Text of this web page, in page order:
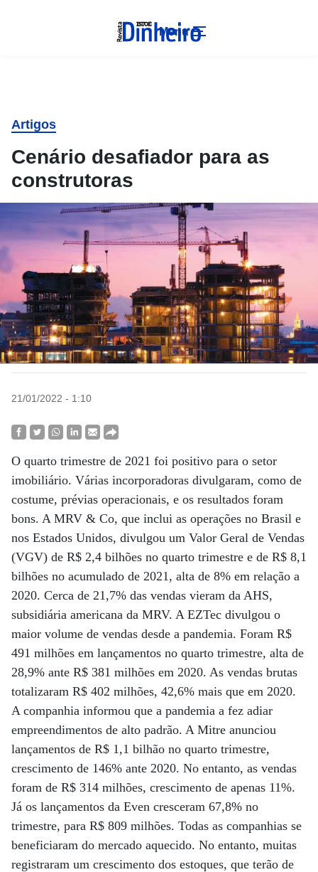
Menu
Artigos
Cenário desafiador para as
construtoras
21/01/2022 - 1:10
O quarto trimestre de 2021 foi positivo para o setor
imobiliário. Várias incorporadoras divulgaram, como de
costume, prévias operacionais, e os resultados foram
bons. A MRV & Co, que inclui as operações no Brasil e
nos Estados Unidos, divulgou um Valor Geral de Vendas
(VGV) de R$ 2,4 bilhões no quarto trimestre e de R$ 8,1
bilhões no acumulado de 2021, alta de 8% em relação a
2020. Cerca de 21,7% das vendas vieram da AHS,
subsidiária americana da MRV. A EZTec divulgou o
maior volume de vendas desde a pandemia. Foram R$
491 milhões em lançamentos no quarto trimestre, alta de
28,9% ante R$ 381 milhões em 2020. As vendas brutas
totalizaram R$ 402 milhões, 42,6% mais que em 2020.
A companhia informou que a pandemia a fez adiar
empreendimentos de alto padrão. A Mitre anunciou
lançamentos de R$ 1,1 bilhão no quarto trimestre,
crescimento de 146% ante 2020. No entanto, as vendas
foram de R$ 314 milhões, crescimento de apenas 11%.
Já os lançamentos da Even cresceram 67,8% no
trimestre, para R$ 809 milhões. Todas as companhias se
beneficiaram do mercado aquecido. No entanto, muitas
registraram um crescimento dos estoques, que terão de